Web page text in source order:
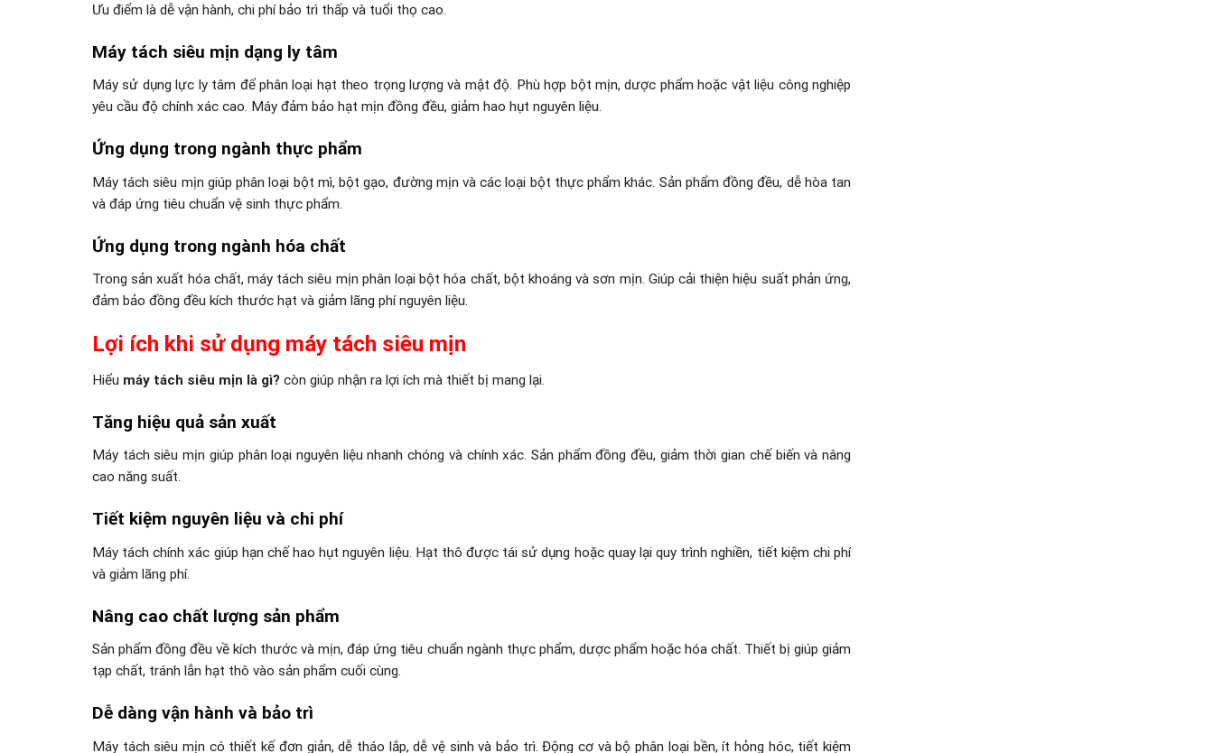
Ưu điểm là dễ vận hành, chi phí bảo trì thấp và tuổi thọ cao.
Máy tách siêu mịn dạng ly tâm
Máy sử dụng lực ly tâm để phân loại hạt theo trọng lượng và mật độ. Phù hợp bột mịn, dược phẩm hoặc vật liệu công nghiệp
yêu cầu độ chính xác cao. Máy đảm bảo hạt mịn đồng đều, giảm hao hụt nguyên liệu.
Ứng dụng trong ngành thực phẩm
Máy tách siêu mịn giúp phân loại bột mì, bột gạo, đường mịn và các loại bột thực phẩm khác. Sản phẩm đồng đều, dễ hòa tan
và đáp ứng tiêu chuẩn vệ sinh thực phẩm.
Ứng dụng trong ngành hóa chất
Trong sản xuất hóa chất, máy tách siêu mịn phân loại bột hóa chất, bột khoáng và sơn mịn. Giúp cải thiện hiệu suất phản ứng,
đảm bảo đồng đều kích thước hạt và giảm lãng phí nguyên liệu.
Lợi ích khi sử dụng máy tách siêu mịn
Hiểu máy tách siêu mịn là gì? còn giúp nhận ra lợi ích mà thiết bị mang lại.
Tăng hiệu quả sản xuất
Máy tách siêu mịn giúp phân loại nguyên liệu nhanh chóng và chính xác. Sản phẩm đồng đều, giảm thời gian chế biến và nâng
cao năng suất.
Tiết kiệm nguyên liệu và chi phí
Máy tách chính xác giúp hạn chế hao hụt nguyên liệu. Hạt thô được tái sử dụng hoặc quay lại quy trình nghiền, tiết kiệm chi phí
và giảm lãng phí.
Nâng cao chất lượng sản phẩm
Sản phẩm đồng đều về kích thước và mịn, đáp ứng tiêu chuẩn ngành thực phẩm, dược phẩm hoặc hóa chất. Thiết bị giúp giảm
tạp chất, tránh lẫn hạt thô vào sản phẩm cuối cùng.
Dễ dàng vận hành và bảo trì
Máy tách siêu mịn có thiết kế đơn giản, dễ tháo lắp, dễ vệ sinh và bảo trì. Động cơ và bộ phân loại bền, ít hỏng hóc, tiết kiệm